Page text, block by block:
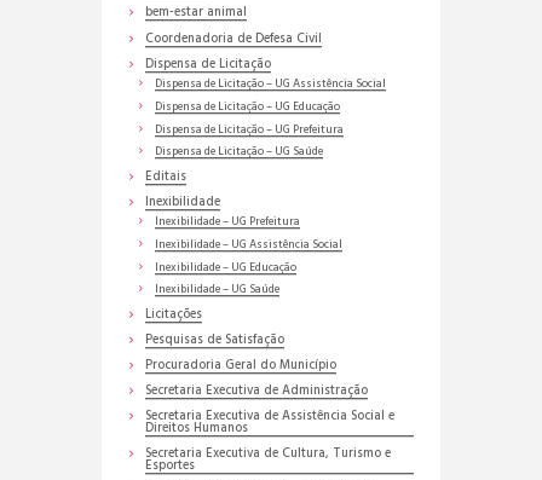
bem-estar animal
Coordenadoria de Defesa Civil
Dispensa de Licitação
Dispensa de Licitação – UG Assistência Social
Dispensa de Licitação – UG Educação
Dispensa de Licitação – UG Prefeitura
Dispensa de Licitação – UG Saúde
Editais
Inexibilidade
Inexibilidade – UG Prefeitura
Inexibilidade – UG Assistência Social
Inexibilidade – UG Educação
Inexibilidade – UG Saúde
Licitações
Pesquisas de Satisfação
Procuradoria Geral do Município
Secretaria Executiva de Administração
Secretaria Executiva de Assistência Social e
Direitos Humanos
Secretaria Executiva de Cultura, Turismo e
Esportes